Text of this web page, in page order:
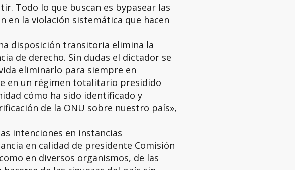
Todo lo que buscan es bypasear las
en la violación sistemática que hacen
disposición transitoria elimina la
de derecho. Sin dudas el dictador se
eliminarlo para siempre en
en un régimen totalitario presidido
cómo ha sido identificado y
de la ONU sobre nuestro país»,
intenciones en instancias
en calidad de presidente Comisión
en diversos organismos, de las